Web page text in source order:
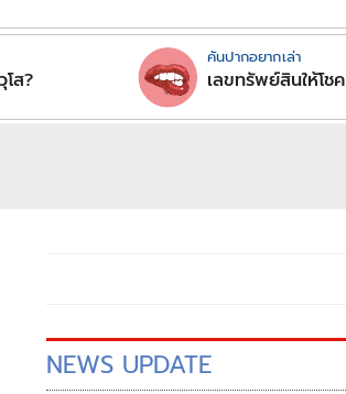
ส?
คันปากอยากเล่า
เลขทรัพย์สินให้โชค
NEWS UPDATE